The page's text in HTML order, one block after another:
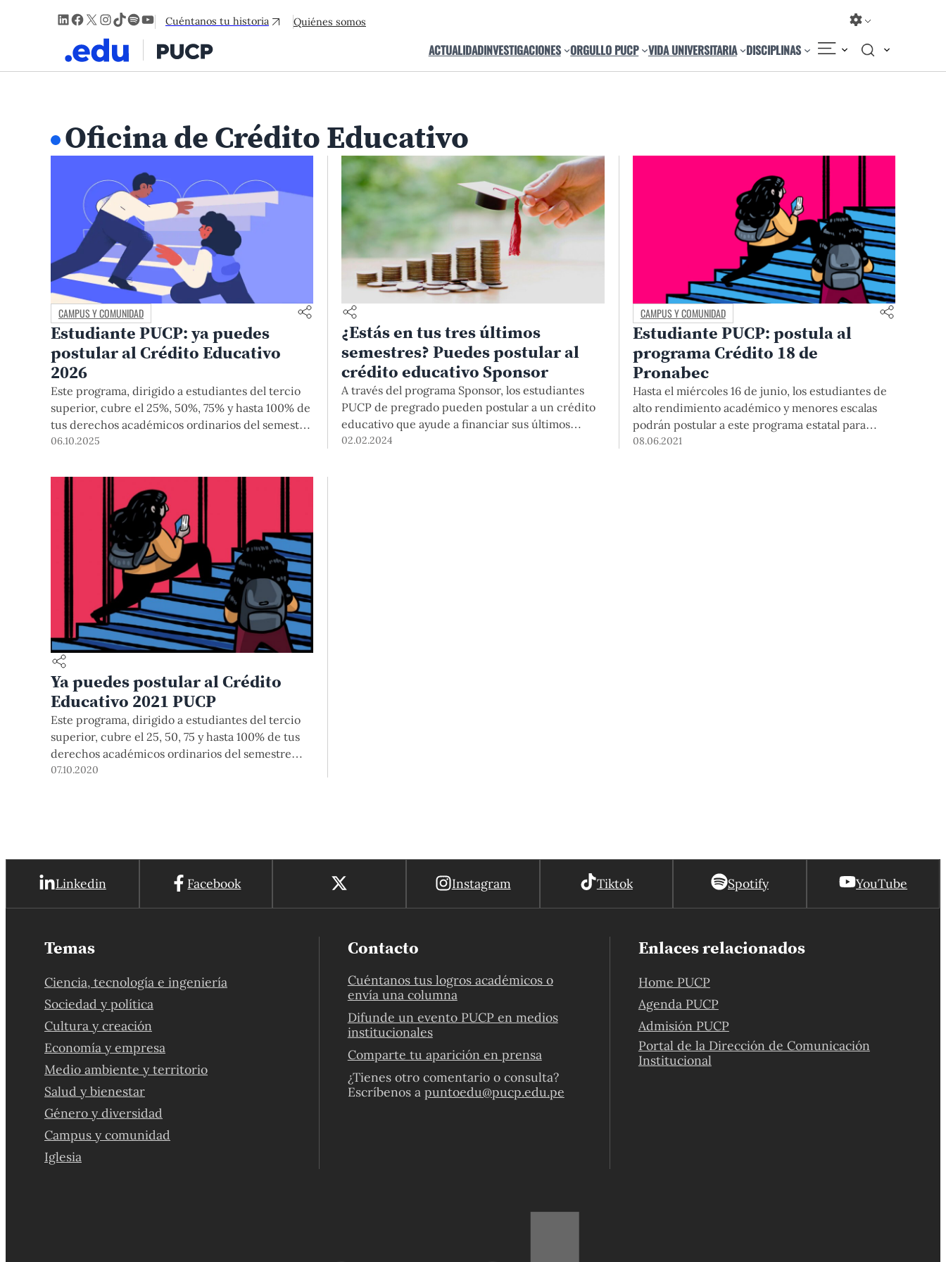
LinkedIn
Facebook
X Instagram
TikTok
Spotify
YouTube
Cuéntanos tu historia Quiénes somos
ACTUALIDADINVESTIGACIONES ORGULLO PUCP VIDA UNIVERSITARIA DISCIPLINAS
Oficina de Crédito Educativo
CAMPUS Y COMUNIDAD
Estudiante PUCP: ya puedes
postular al Crédito Educativo
2026
Este programa, dirigido a estudiantes del tercio
superior, cubre el 25%, 50%, 75% y hasta 100% de
tus derechos académicos ordinarios del semestre
2026-1 y 2026-2, y tienes la posibilidad de
Conoce los requisitos, procedimiento e
información para acceder a este beneficio.
06.10.2025
¿Estás en tus tres últimos
semestres? Puedes postular al
crédito educativo Sponsor
A través del programa Sponsor, los estudiantes
PUCP de pregrado pueden postular a un crédito
educativo que ayude a financiar sus últimos
semestres. Pueden aplicar quienes estén en los
02.02.2024
CAMPUS Y COMUNIDAD
Estudiante PUCP: postula al
programa Crédito 18 de
Pronabec
Hasta el miércoles 16 de junio, los estudiantes de
alto rendimiento académico y menores escalas
podrán postular a este programa estatal para
financiar sus estudios superiores. Entérate de los
08.06.2021
Ya puedes postular al Crédito
Educativo 2021 PUCP
Este programa, dirigido a estudiantes del tercio
superior, cubre el 25, 50, 75 y hasta 100% de tus
derechos académicos ordinarios del semestre
2021-1 y/o 2021-2, y tienes la posibilidad de
07.10.2020
Linkedin Facebook Instagram Tiktok Spotify YouTube
Temas
Ciencia, tecnología e ingeniería
Sociedad y política
Cultura y creación
Economía y empresa
Medio ambiente y territorio
Salud y bienestar
Género y diversidad
Campus y comunidad
Iglesia
Contacto
Cuéntanos tus logros académicos o
envía una columna
Difunde un evento PUCP en medios
institucionales
Comparte tu aparición en prensa
¿Tienes otro comentario o consulta?
Escríbenos a puntoedu@pucp.edu.pe
Enlaces relacionados
Home PUCP
Agenda PUCP
Admisión PUCP
Portal de la Dirección de Comunicación
Institucional